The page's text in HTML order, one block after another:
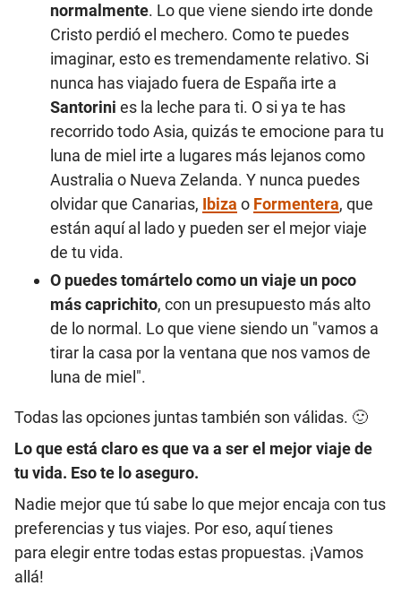
normalmente. Lo que viene siendo irte donde
Cristo perdió el mechero. Como te puedes
imaginar, esto es tremendamente relativo. Si
nunca has viajado fuera de España irte a
Santorini es la leche para ti. O si ya te has
recorrido todo Asia, quizás te emocione para tu
luna de miel irte a lugares más lejanos como
Australia o Nueva Zelanda. Y nunca puedes
olvidar que Canarias, Ibiza o Formentera, que
están aquí al lado y pueden ser el mejor viaje
de tu vida.
O puedes tomártelo como un viaje un poco
más caprichito, con un presupuesto más alto
de lo normal. Lo que viene siendo un "vamos a
tirar la casa por la ventana que nos vamos de
luna de miel".
Todas las opciones juntas también son válidas. 🙂
Lo que está claro es que va a ser el mejor viaje de
tu vida. Eso te lo aseguro.
Nadie mejor que tú sabe lo que mejor encaja con tus
preferencias y tus viajes. Por eso, aquí tienes
para elegir entre todas estas propuestas. ¡Vamos
allá!